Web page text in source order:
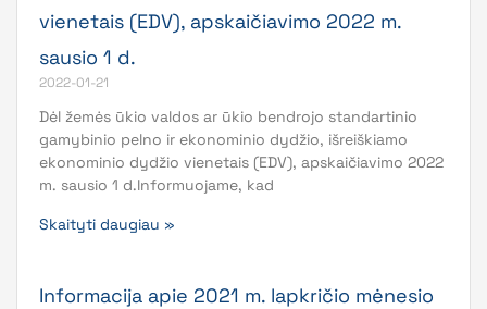
vienetais (EDV), apskaičiavimo 2022 m.
sausio 1 d.
2022-01-21
Dėl žemės ūkio valdos ar ūkio bendrojo standartinio
gamybinio pelno ir ekonominio dydžio, išreiškiamo
ekonominio dydžio vienetais (EDV), apskaičiavimo 2022
m. sausio 1 d.Informuojame, kad
Skaityti daugiau »
Informacija apie 2021 m. lapkričio mėnesio